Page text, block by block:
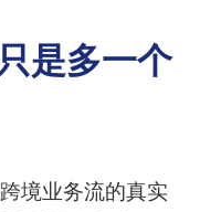
是多一个
境业务流的真实